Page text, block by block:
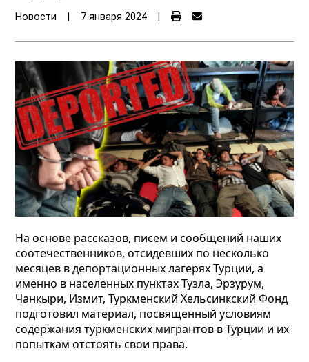
Новости 7 января 2024
На основе рассказов, писем и сообщений наших
соотечественников, отсидевших по несколько
месяцев в депортационных лагерях Турции, а
именно в населенных пунктах Тузла, Эрзурум,
Чанкыри, Измит, Туркменский Хельсинкский Фонд
подготовил материал, посвященный условиям
содержания туркменских мигрантов в Турции и их
попыткам отстоять свои права.